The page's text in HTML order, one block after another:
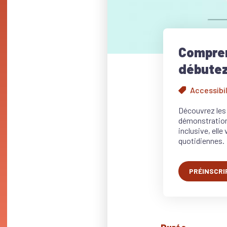
Découvrez
inclusive, elle
quotidiennes.